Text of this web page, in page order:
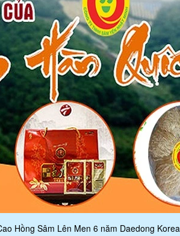
Hồng Sâm Lên Men 6 năm Daedong